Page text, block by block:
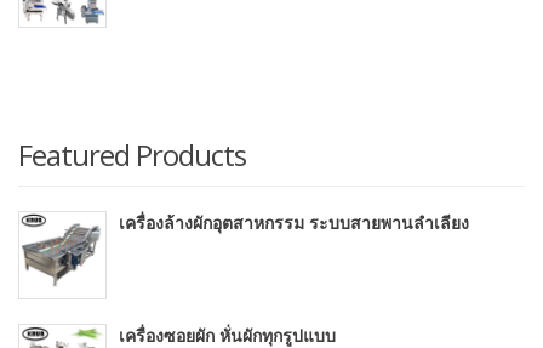
Featured Products
เครื่องล้างผักอุตสาหกรรม ระบบสายพานลำเลียง
เครื่องซอยผัก หั่นผักทุกรูปแบบ